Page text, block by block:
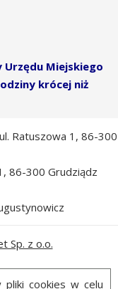
Urzędu Miejskiego
krócej niż
Ratuszowa 1, 86-300
86-300 Grudziądz
Sp. z o.o.
cookies w celu